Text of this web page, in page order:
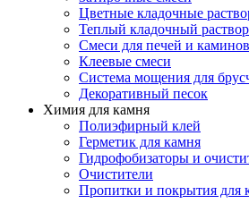
Цветные кладочные
Теплый кладочный раствор
Смеси для печей и каминов
Клеевые смеси
Система мощения для
Декоративный песок
Химия для камня
Полиэфирный клей
Герметик для камня
Гидрофобизаторы и
Очистители
Пропитки и покрытия для